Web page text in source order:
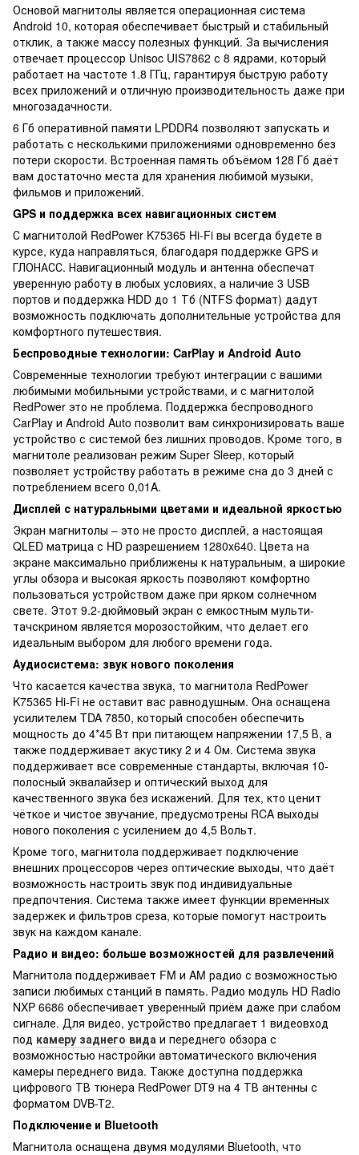
Основой магнитолы является операционная система
Android 10, которая обеспечивает быстрый и стабильный
отклик, а также массу полезных функций. За вычисления
отвечает процессор Unisoc UIS7862 с 8 ядрами, который
работает на частоте 1.8 ГГц, гарантируя быструю работу
всех приложений и отличную производительность даже при
многозадачности.
6 Гб оперативной памяти LPDDR4 позволяют запускать и
работать с несколькими приложениями одновременно без
потери скорости. Встроенная память объёмом 128 Гб даёт
вам достаточно места для хранения любимой музыки,
фильмов и приложений.
GPS и поддержка всех навигационных систем
С магнитолой RedPower K75365 Hi-Fi вы всегда будете в
курсе, куда направляться, благодаря поддержке GPS и
ГЛОНАСС. Навигационный модуль и антенна обеспечат
уверенную работу в любых условиях, а наличие 3 USB
портов и поддержка HDD до 1 Тб (NTFS формат) дадут
возможность подключать дополнительные устройства для
комфортного путешествия.
Беспроводные технологии: CarPlay и Android Auto
Современные технологии требуют интеграции с вашими
любимыми мобильными устройствами, и с магнитолой
RedPower это не проблема. Поддержка беспроводного
CarPlay и Android Auto позволит вам синхронизировать ваше
устройство с системой без лишних проводов. Кроме того, в
магнитоле реализован режим Super Sleep, который
позволяет устройству работать в режиме сна до 3 дней с
потреблением всего 0,01A.
Дисплей с натуральными цветами и идеальной яркостью
Экран магнитолы – это не просто дисплей, а настоящая
QLED матрица с HD разрешением 1280x640. Цвета на
экране максимально приближены к натуральным, а широкие
углы обзора и высокая яркость позволяют комфортно
пользоваться устройством даже при ярком солнечном
свете. Этот 9.2-дюймовый экран с емкостным мульти-
тачскрином является морозостойким, что делает его
идеальным выбором для любого времени года.
Аудиосистема: звук нового поколения
Что касается качества звука, то магнитола RedPower
K75365 Hi-Fi не оставит вас равнодушным. Она оснащена
усилителем TDA 7850, который способен обеспечить
мощность до 4*45 Вт при питающем напряжении 17,5 В, а
также поддерживает акустику 2 и 4 Ом. Система звука
поддерживает все современные стандарты, включая 10-
полосный эквалайзер и оптический выход для
качественного звука без искажений. Для тех, кто ценит
чёткое и чистое звучание, предусмотрены RCA выходы
нового поколения с усилением до 4,5 Вольт.
Кроме того, магнитола поддерживает подключение
внешних процессоров через оптические выходы, что даёт
возможность настроить звук под индивидуальные
предпочтения. Система также имеет функции временных
задержек и фильтров среза, которые помогут настроить
звук на каждом канале.
Радио и видео: больше возможностей для развлечений
Магнитола поддерживает FM и AM радио с возможностью
записи любимых станций в память. Радио модуль HD Radio
NXP 6686 обеспечивает уверенный приём даже при слабом
сигнале. Для видео, устройство предлагает 1 видеовход
под камеру заднего вида и переднего обзора с
возможностью настройки автоматического включения
камеры переднего вида. Также доступна поддержка
цифрового ТВ тюнера RedPower DT9 на 4 ТВ антенны с
форматом DVB-T2.
Подключение и Bluetooth
Магнитола оснащена двумя модулями Bluetooth, что